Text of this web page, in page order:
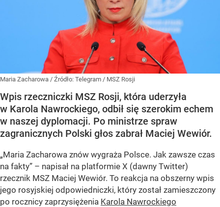
Maria Zacharowa / Źródło: Telegram / MSZ Rosji
Wpis rzeczniczki MSZ Rosji, która uderzyła
w Karola Nawrockiego, odbił się szerokim echem
w naszej dyplomacji. Po ministrze spraw
zagranicznych Polski głos zabrał Maciej Wewiór.
„Maria Zacharowa znów wygraża Polsce. Jak zawsze czas
na fakty” – napisał na platformie X (dawny Twitter)
rzecznik MSZ Maciej Wewiór. To reakcja na obszerny wpis
jego rosyjskiej odpowiedniczki, który został zamieszczony
po rocznicy zaprzysiężenia Karola Nawrockiego